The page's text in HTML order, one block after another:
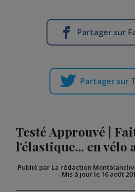
Partager sur
Partager sur
Testé Approuvé |
l'élastique... en vélo
Publié par La rédaction
- Mis à jour le 16 août